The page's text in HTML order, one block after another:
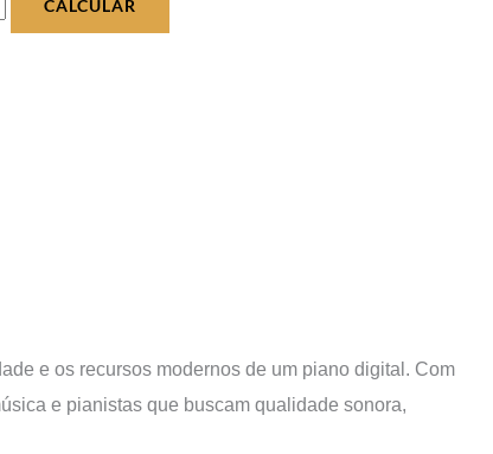
CALCULAR
e os recursos modernos de um piano digital. Com
e pianistas que buscam qualidade sonora,